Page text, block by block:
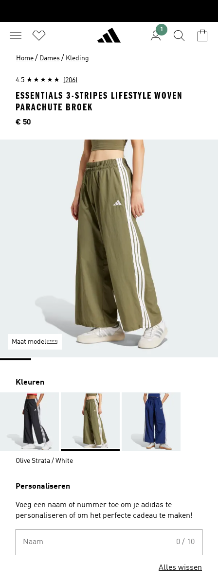
1
Home / Dames / Kleding
4.5 (206)
ESSENTIALS 3-STRIPES LIFESTYLE WOVEN
PARACHUTE BROEK
Price
€ 50
Maat model
Kleuren
Olive Strata / White
Personaliseren
Voeg een naam of nummer toe om je adidas te
personaliseren of om het perfecte cadeau te maken!
Naam 0 / 10
Alles wissen